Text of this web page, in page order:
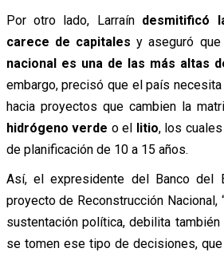
Por otro lado, Larraín desmitificó
carece de capitalesy aseguró
nacional es una de las más altas
embargo, precisó que el país
hacia proyectos que cambien la
hidrógeno verde o el litio, los
de planificación de 10 a 15 años.
Así, el expresidente del Banco del
proyecto de Reconstrucción Nacional,
sustentación política, debilita
se tomen ese tipo de decisiones,